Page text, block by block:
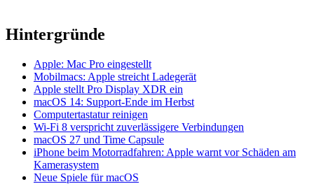
Hintergründe
Apple: Mac Pro eingestellt
Mobilmacs: Apple streicht Ladegerät
Apple stellt Pro Display XDR ein
macOS 14: Support-Ende im Herbst
Computertastatur reinigen
Wi-Fi 8 verspricht zuverlässigere Verbindungen
macOS 27 und Time Capsule
iPhone beim Motorradfahren: Apple warnt vor Schäden am
Kamerasystem
Neue Spiele für macOS